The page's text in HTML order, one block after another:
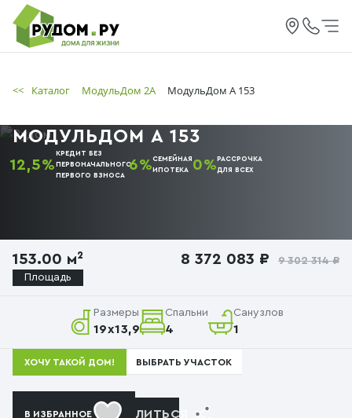
<< Каталог МодульДом 2А МодульДом А 153
МОДУЛЬДОМ А 153
12,5%
КРЕДИТ БЕЗ
ПЕРВОНАЧАЛЬНОГО
ПЕРВОГО ВЗНОСА
6%СЕМЕЙНАЯ
ИПОТЕКА
0%РАССРОЧКА
ДЛЯ ВСЕХ
153.00 м²
Площадь
8 372 083 ₽ 9 302 314 ₽
Размеры
19x13,9
Спальни
4
Санузлов
1
ХОЧУ ТАКОЙ ДОМ! ВЫБРАТЬ УЧАСТОК
В ИЗБРАННОЕ ПОДЕЛИТЬСЯ